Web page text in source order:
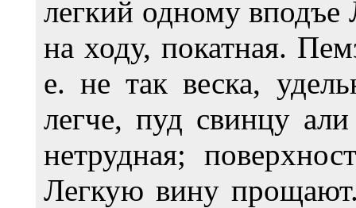
легкий одному вподъе
на ходу, покатная.
е. не так веска,
легче, пуд свинцу
нетрудная;
Легкую вину прощают.